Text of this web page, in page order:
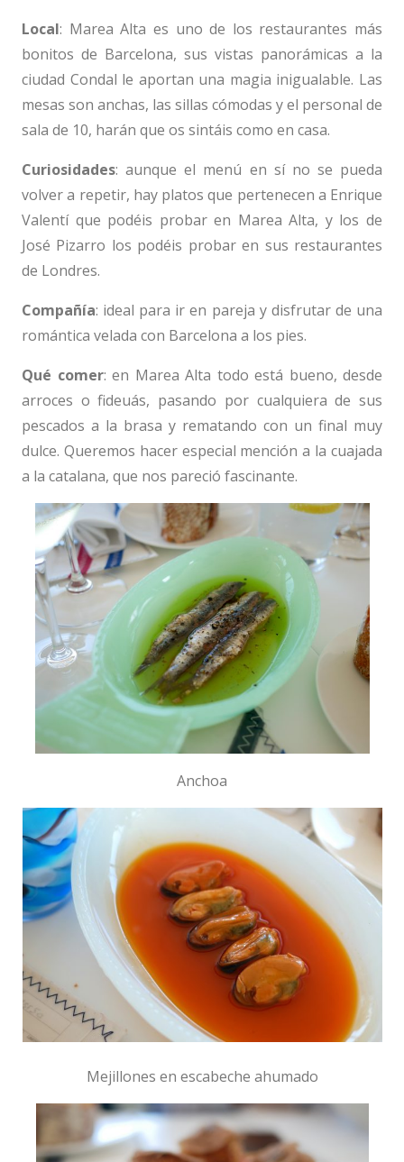
Local: Marea Alta es uno de los restaurantes más
bonitos de Barcelona, sus vistas panorámicas a la
ciudad Condal le aportan una magia inigualable. Las
mesas son anchas, las sillas cómodas y el personal de
sala de 10, harán que os sintáis como en casa.
Curiosidades: aunque el menú en sí no se pueda
volver a repetir, hay platos que pertenecen a Enrique
Valentí que podéis probar en Marea Alta, y los de
José Pizarro los podéis probar en sus restaurantes
de Londres.
Compañía: ideal para ir en pareja y disfrutar de una
romántica velada con Barcelona a los pies.
Qué comer: en Marea Alta todo está bueno, desde
arroces o fideuás, pasando por cualquiera de sus
pescados a la brasa y rematando con un final muy
dulce. Queremos hacer especial mención a la cuajada
a la catalana, que nos pareció fascinante.
Anchoa
Mejillones en escabeche ahumado